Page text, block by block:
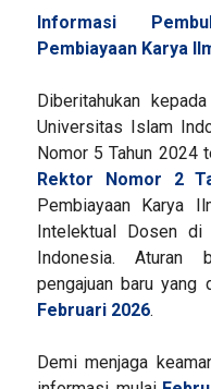
Informasi
Pembiayaan Karya
Diberitahukan
Universitas Islam
Nomor 5 Tahun 2024
Rektor Nomor 2
Pembiayaan Karya
Intelektual Dosen
Indonesia. Aturan
pengajuan baru yang
Februari 2026.
Demi menjaga